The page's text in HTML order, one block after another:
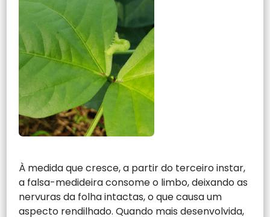
À medida que cresce, a partir do terceiro instar,
a falsa-medideira consome o limbo, deixando as
nervuras da folha intactas, o que causa um
aspecto rendilhado. Quando mais desenvolvida,